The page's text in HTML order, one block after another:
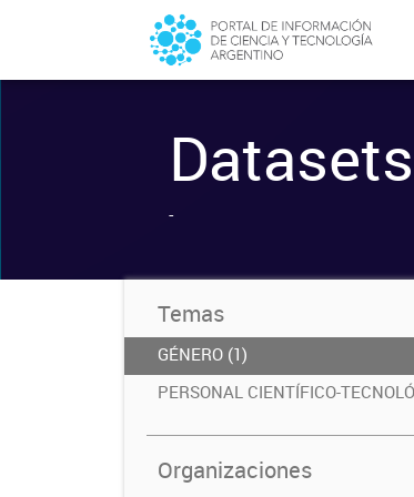
Datasets
-
Temas
GÉNERO (1)
PERSONAL CIENTÍFICO-
Organizaciones